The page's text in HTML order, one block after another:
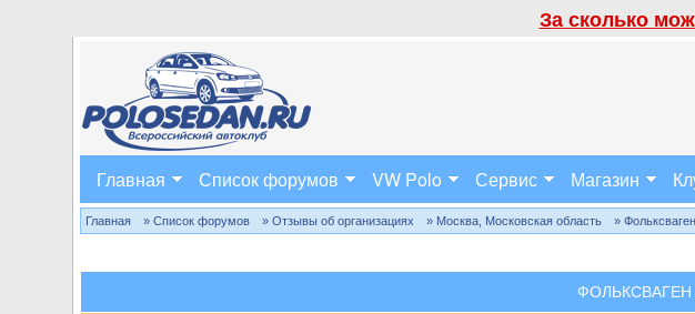
За сколько
Главная Список форумов VW Polo Сервис Магазин
Главная » Список форумов » Отзывы об организациях » Москва, Московская область »